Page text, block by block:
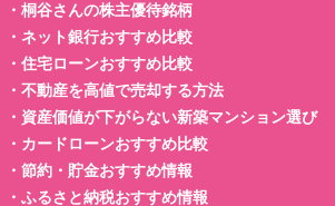
・ 桐谷さんの株主優待銘柄
・ ネット銀行おすすめ比較
・ 住宅ローンおすすめ比較
・ 不動産を高値で売却する方法
・ 資産価値が下がらない新築マンション選び
・ カードローンおすすめ比較
・ 節約・貯金おすすめ情報
・ ふるさと納税おすすめ情報